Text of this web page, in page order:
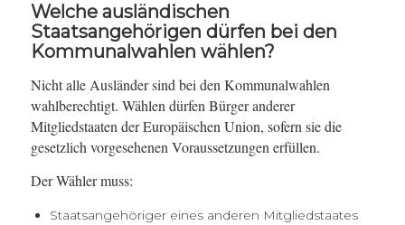
Welche ausländischen
Staatsangehörigen dürfen bei den
Kommunalwahlen wählen?
Nicht alle Ausländer sind bei den Kommunalwahlen
wahlberechtigt. Wählen dürfen Bürger anderer
Mitgliedstaaten der Europäischen Union, sofern sie die
gesetzlich vorgesehenen Voraussetzungen erfüllen.
Der Wähler muss:
Staatsangehöriger eines anderen Mitgliedstaates